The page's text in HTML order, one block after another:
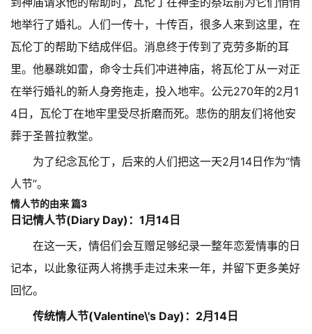
地举行了婚礼。人们一传十，十传百，很多人来到这里，在
瓦伦丁的帮助下结成伴侣。消息终于传到了克劳多斯的耳
里。他暴跳如雷，命令士兵们冲进神庙，将瓦伦丁从一对正
在举行婚礼的新人身旁拖走，投入地牢。公元270年的2月1
4日，瓦伦丁在地牢里受尽折磨而死。悲伤的朋友们将他安
葬于圣普拉教堂。
为了纪念瓦伦丁，后来的人们把这一天2月14日作为“情
人节”。
情人节的由来 篇3
日记情人节(Diary Day)：1月14日
在这一天，情侣们会互赠足够纪录一整年恋爱情事的日
记本，以此象征两人将携手走过未来一年，并留下更多美好
回忆。
传统情人节(Valentine\'s Day)：2月14日